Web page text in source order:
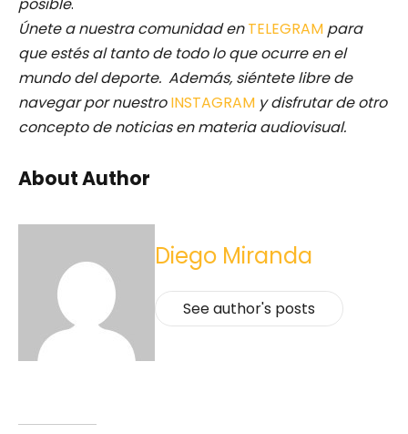
posible.
Únete a nuestra comunidad enTELEGRAM para
que estés al tanto de todo lo que ocurre en el
mundo del deporte. Además, siéntete libre de
navegar por nuestro INSTAGRAM y disfrutar de otro
concepto de noticias en materia audiovisual.
About Author
Diego Miranda
See author's posts